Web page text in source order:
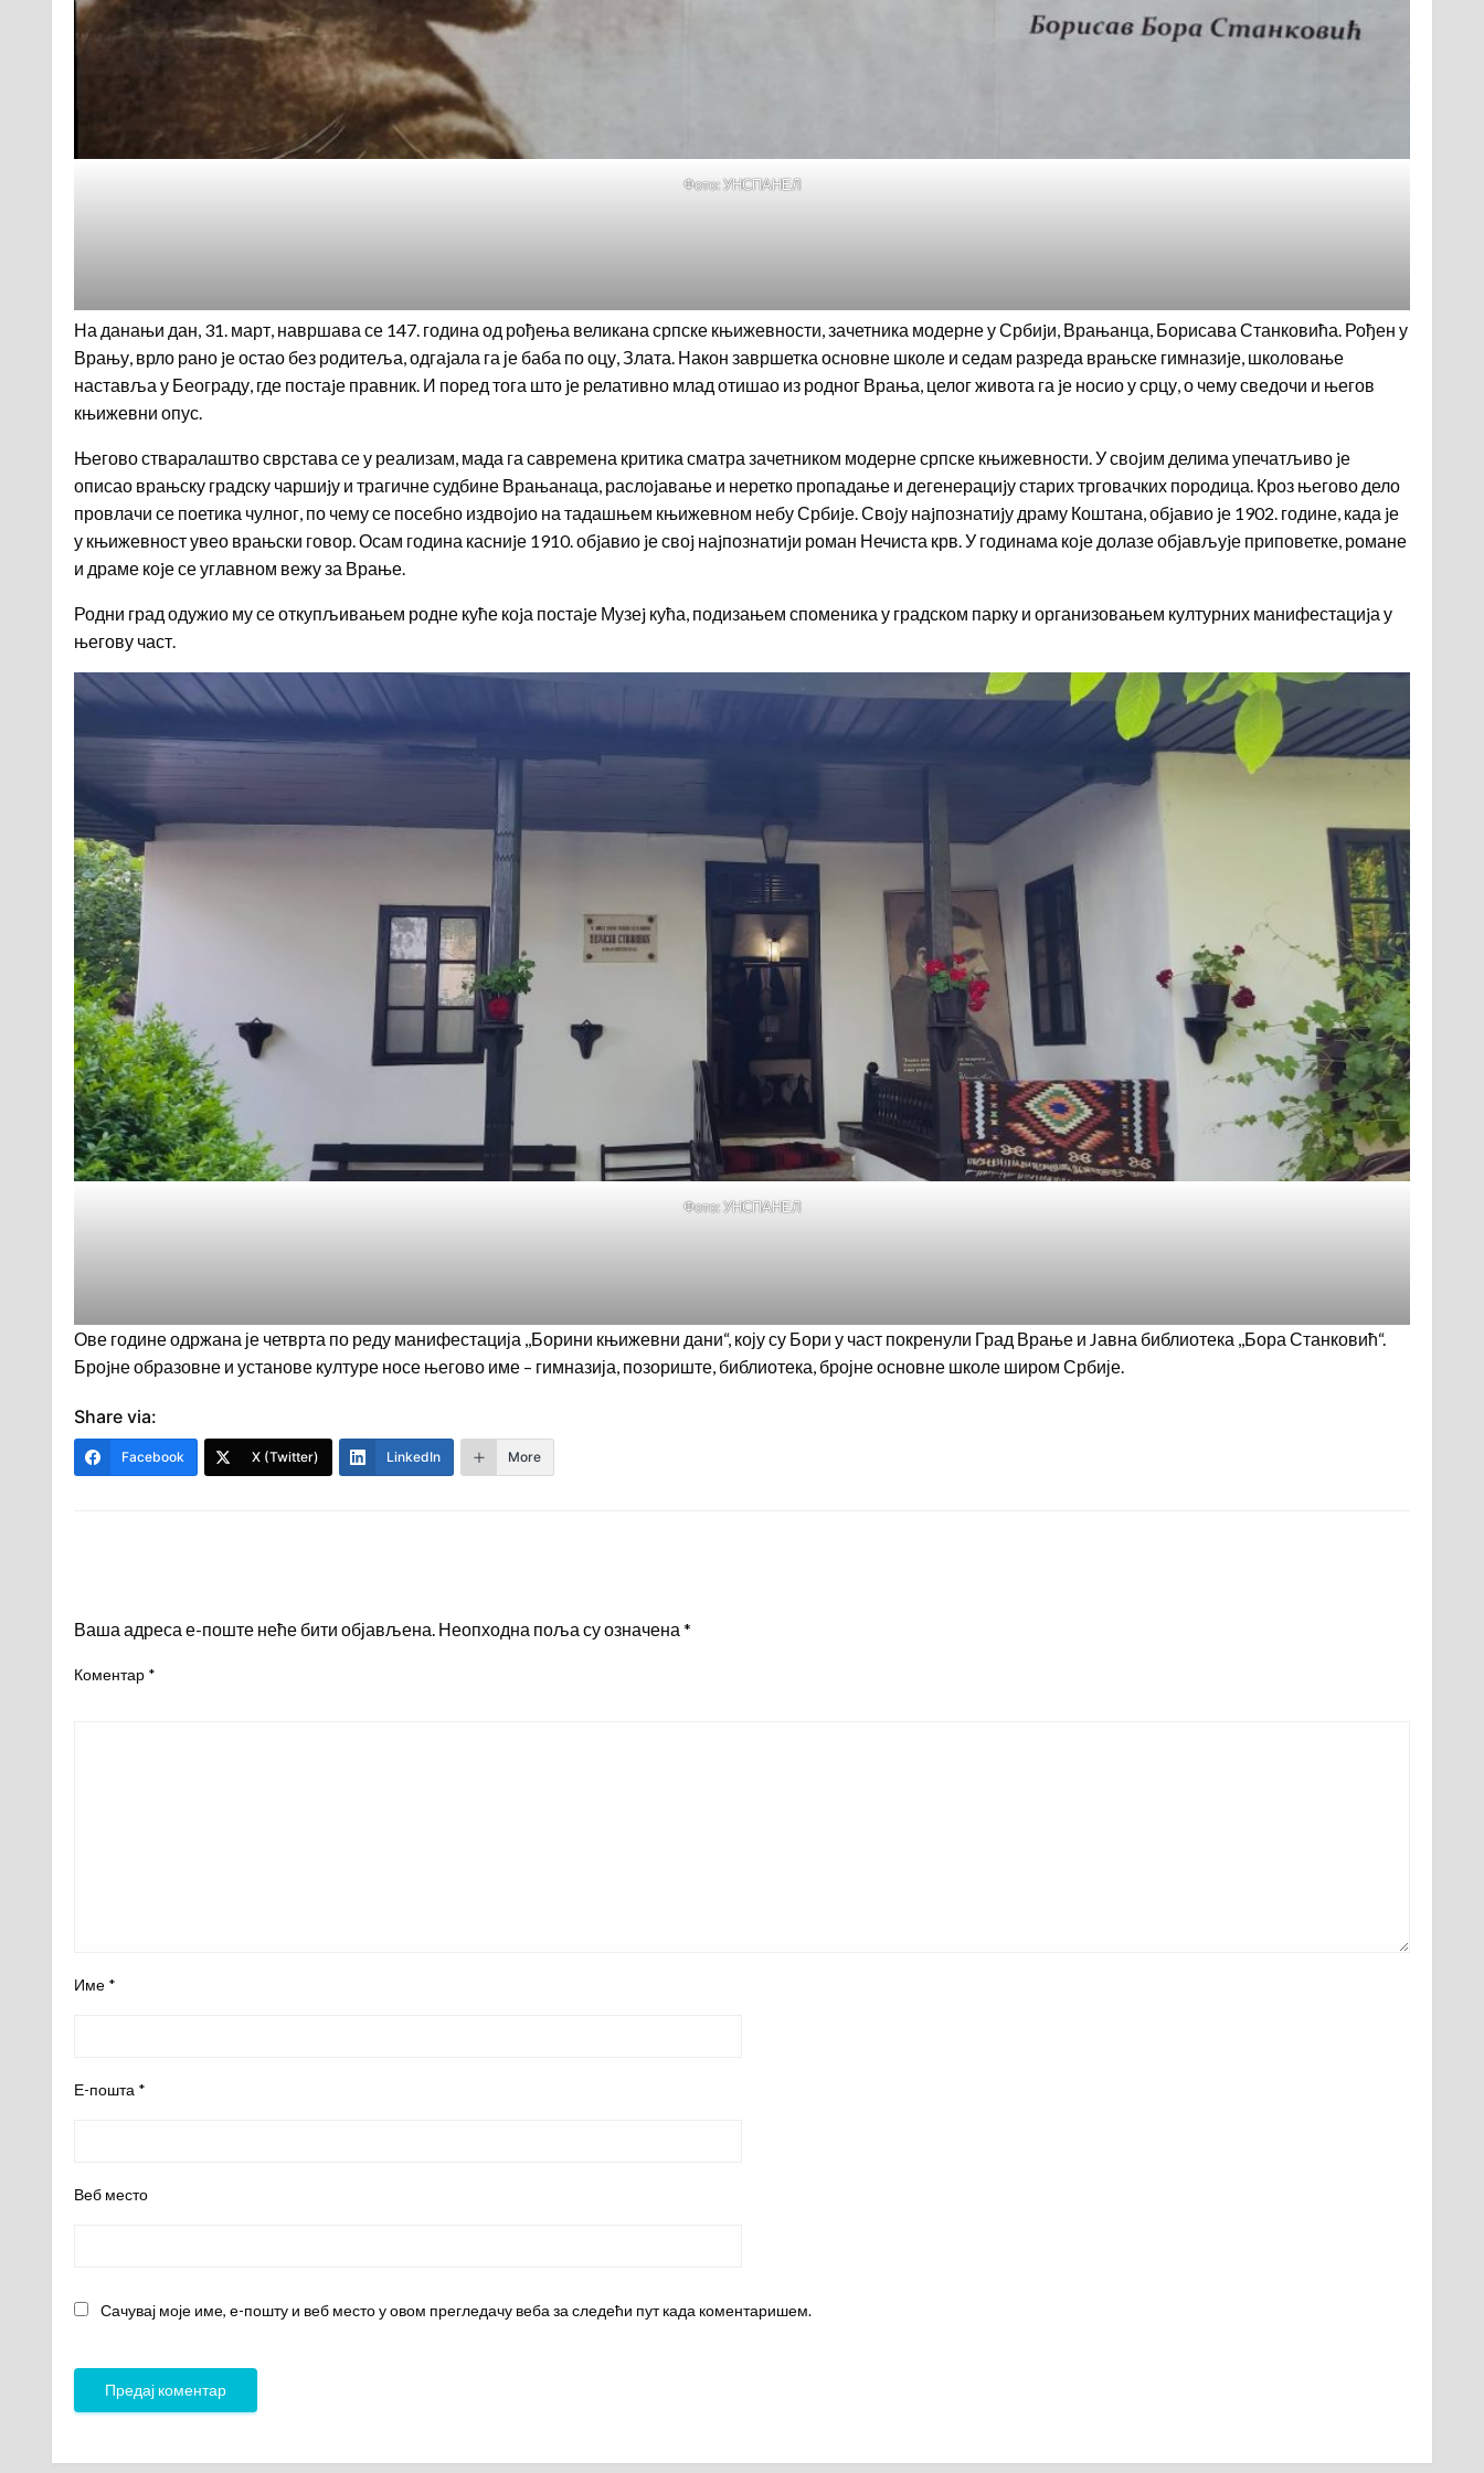
Фото: УНСПАНЕЛ
На данањи дан, 31. март, навршава се 147. година од рођења великана српске књижевности, зачетника модерне у Србиjи, Врањанца, Борисава Станковића. Рођен у
Врању, врло рано jе остао без родитеља, одгаjала га је баба по оцу, Злата. Након завршетка основне школе и седам разреда врањске гимназиjе, школовање
наставља у Београду, где постаjе правник. И поред тога што jе релативно млад отишао из родног Врања, целог живота га jе носио у срцу, о чему сведочи и његов
књижевни опус.
Његово стваралаштво сврстава се у реализам, мада га савремена критика сматра зачетником модерне српске књижевности. У своjим делима упечатљиво jе
описао врањску градску чаршиjу и трагичне судбине Врањанаца, раслоjавање и неретко пропадање и дегенерациjу старих трговачких породица. Кроз његово дело
провлачи се поетика чулног, по чему се посебно издвоjио на тадашњем књижевном небу Србиjе. Своjу наjпознатиjу драму Коштана, обjавио jе 1902. године, када jе
у књижевност увео врањски говор. Осам година касниjе 1910. обjавио jе своj наjпознатиjи роман Нечиста крв. У годинама коjе долазе обjављуjе приповетке, романе
и драме коjе се углавном вежу за Врање.
Родни град одужио му се откупљивањем родне куће коjа постаjе Музеj кућа, подизањем споменика у градском парку и организовањем културних манифестациjа у
његову част.
Фото: УНСПАНЕЛ
Ове године одржана је четврта по реду манифестација ,,Борини књижевни дани“, коју су Бори у част покренули Град Врање и Jавна библиотека ,,Бора Станковић“.
Броjне образовне и установе културе носе његово име – гимназија, позориште, библиотека, бројне основне школе широм Србије.
Share via:
Facebook X (Twitter) LinkedIn More
Ваша адреса е-поште неће бити објављена. Неопходна поља су означена *
Коментар *
Име *
Е-пошта *
Веб место
Сачувај моје име, е-пошту и веб место у овом прегледачу веба за следећи пут када коментаришем.